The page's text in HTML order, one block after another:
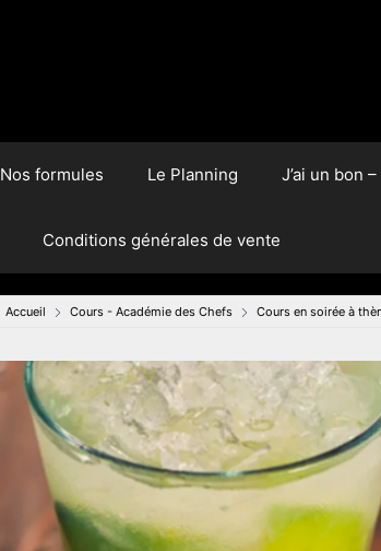
Nos formules Le Planning J’ai un bon
Conditions générales de vente
Accueil Cours - Académie des Chefs Cours en soirée à